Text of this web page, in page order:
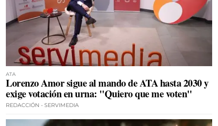
ATA
Lorenzo Amor sigue al mando de ATA hasta 2030 y
exige votación en urna: "Quiero que me voten"
REDACCIÓN - SERVIMEDIA